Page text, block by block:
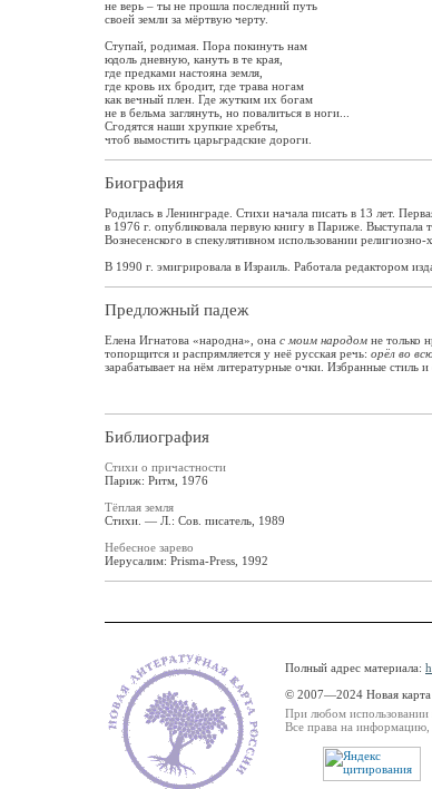
не верь – ты не прошла последний путь
своей земли за мёртвую черту.
Ступай, родимая. Пора покинуть нам
юдоль дневную, кануть в те края,
где предками настояна земля,
где кровь их бродит, где трава ногам
как вечный плен. Где жутким их богам
не в бельма заглянуть, но повалиться в ноги...
Сгодятся наши хрупкие хребты,
чтоб вымостить царьградские дороги.
Биография
Родилась в Ленинграде. Стихи начала писать в 13 лет.
в 1976 г. опубликовала первую книгу в Париже. Выступала
Вознесенского в спекулятивном использовании
В 1990 г. эмигрировала в Израиль. Работала редактором
Предложный падеж
Елена Игнатова «народна», она с моим народом не только
топорщится и распрямляется у неё русская речь: орёл во
зарабатывает на нём литературные очки. Избранные стиль
Библиография
Стихи о причастности
Париж: Ритм, 1976
Тёплая земля
Стихи. — Л.: Сов. писатель, 1989
Небесное зарево
Иерусалим: Prisma-Press, 1992
Полный адрес материала:
© 2007—2024 Новая карта
При любом использовании
Все права на информацию,